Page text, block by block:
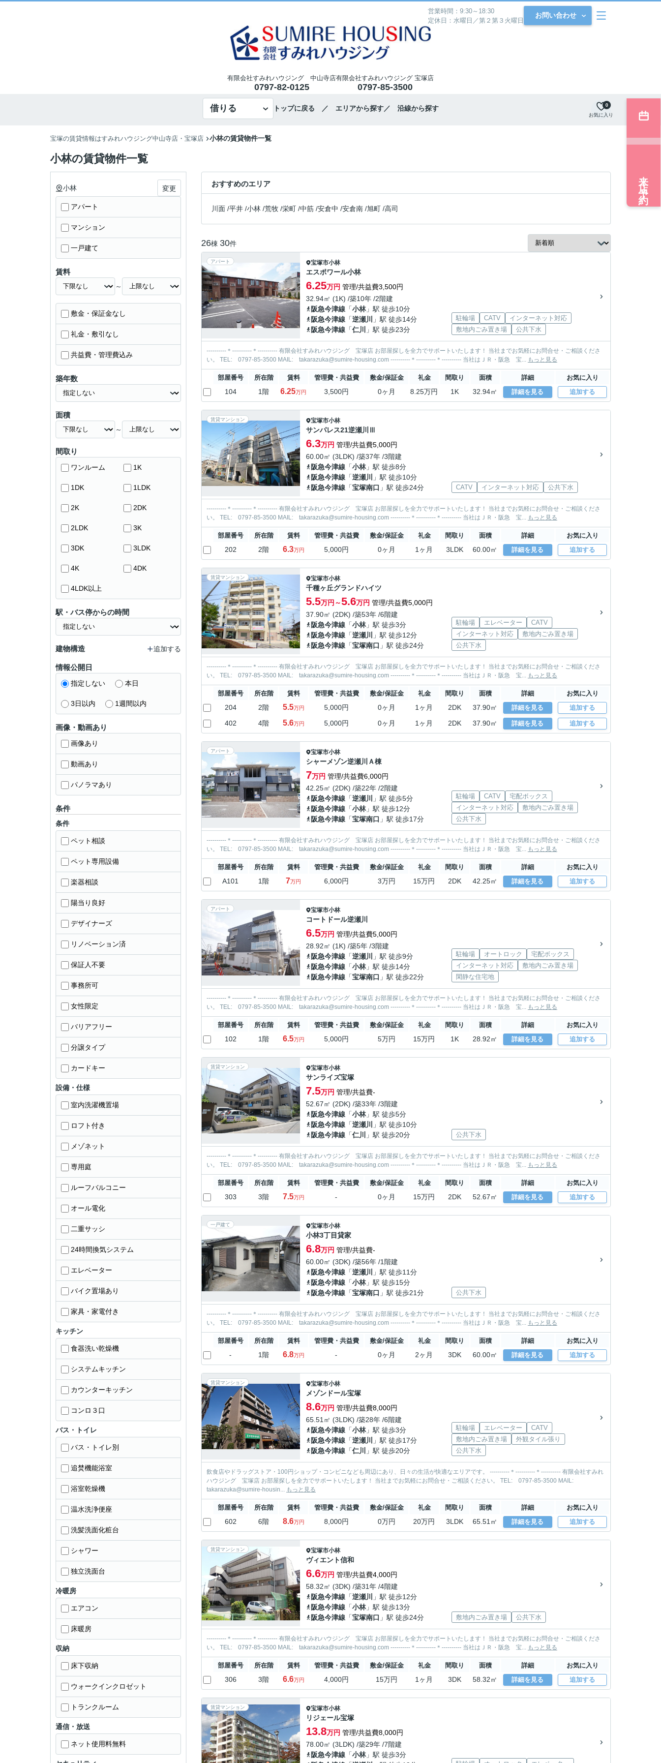
営業時間：9:30～18:30
定休日：水曜日／第２第３火曜日
お問い合わせ
有限会社すみれハウジング 中山寺店
0797-82-0125
有限会社すみれハウジング 宝塚店
0797-85-3500
借りる トップに戻る ／ エリアから探す／ 沿線から探す
お気に入り
0
宝塚の賃貸情報はすみれハウジング中山寺店・宝塚店 小林の賃貸物件一覧
小林の賃貸物件一覧
おすすめのエリア
川面 /平井 /小林 /荒牧 /栄町 /中筋 /安倉中 /安倉南 /旭町 /高司
26棟 30件
アパート 宝塚市小林
エスポワール小林
6.25万円 管理/共益費3,500円
32.94㎡ (1K) /築10年 /2階建
阪急今津線 「小林」駅 徒歩10分
阪急今津線 「逆瀬川
」駅 徒歩14分
阪急今津線 「仁川 」駅 徒歩23分
駐輪場 CATV
インターネット対応
敷地内ごみ置き場
公共下水
----------＊----------＊---------- 有限会社すみれハウジング 宝塚店 お部屋探しを全力でサポートいたします！ 当社までお気軽にお問合せ・ご相談くださ
い。 TEL: 0797-85-3500 MAIL: takarazuka@sumire-housing.com ----------＊----------＊---------- 当社はＪＲ・阪急 宝... もっと見る
部屋番号 所在階 賃料 管理費・共益費 敷金/保証金 礼金 間取り 面積 詳細 お気に入り
104 1階 6.25万円 3,500円 0ヶ月 8.25万円 1K 32.94㎡ 詳細を見る 追加する
賃貸マンション 宝塚市小林
サンパレス21逆瀬川Ⅲ
6.3万円 管理/共益費5,000円
60.00㎡ (3LDK) /築37年 /3階建
阪急今津線 「小林」駅 徒歩8分
阪急今津線 「逆瀬川
」駅 徒歩10分
阪急今津線 「宝塚南口 」駅 徒歩24分 CATV インターネット対応 公共下水
----------＊----------＊---------- 有限会社すみれハウジング 宝塚店 お部屋探しを全力でサポートいたします！ 当社までお気軽にお問合せ・ご相談くださ
い。 TEL: 0797-85-3500 MAIL: takarazuka@sumire-housing.com ----------＊----------＊---------- 当社はＪＲ・阪急 宝... もっと見る
部屋番号 所在階 賃料 管理費・共益費 敷金/保証金 礼金 間取り 面積 詳細 お気に入り
202 2階 6.3万円 5,000円 0ヶ月 1ヶ月 3LDK 60.00㎡ 詳細を見る 追加する
賃貸マンション 宝塚市小林
千種ヶ丘グランドハイツ
5.5万円～5.6万円 管理/共益費5,000円
37.90㎡ (2DK) /築53年 /6階建
阪急今津線 「小林」駅 徒歩3分
阪急今津線 「逆瀬川
」駅 徒歩12分
阪急今津線 「宝塚南口 」駅 徒歩24分
駐輪場 エレベーター
CATV
インターネット対応
敷地内ごみ置き場
公共下水
----------＊----------＊---------- 有限会社すみれハウジング 宝塚店 お部屋探しを全力でサポートいたします！ 当社までお気軽にお問合せ・ご相談くださ
い。 TEL: 0797-85-3500 MAIL: takarazuka@sumire-housing.com ----------＊----------＊---------- 当社はＪＲ・阪急 宝... もっと見る
部屋番号 所在階 賃料 管理費・共益費 敷金/保証金 礼金 間取り 面積 詳細 お気に入り
204 2階 5.5万円 5,000円 0ヶ月 1ヶ月 2DK 37.90㎡ 詳細を見る 追加する
402 4階 5.6万円 5,000円 0ヶ月 1ヶ月 2DK 37.90㎡ 詳細を見る 追加する
アパート 宝塚市小林
シャーメゾン逆瀬川Ａ棟
7万円 管理/共益費6,000円
42.25㎡ (2DK) /築22年 /2階建
阪急今津線 「逆瀬川
」駅 徒歩5分
阪急今津線 「小林」駅 徒歩12分
阪急今津線 「宝塚南口 」駅 徒歩17分
駐輪場 CATV
宅配ボックス
インターネット対応
敷地内ごみ置き場
公共下水
----------＊----------＊---------- 有限会社すみれハウジング 宝塚店 お部屋探しを全力でサポートいたします！ 当社までお気軽にお問合せ・ご相談くださ
い。 TEL: 0797-85-3500 MAIL: takarazuka@sumire-housing.com ----------＊----------＊---------- 当社はＪＲ・阪急 宝... もっと見る
部屋番号 所在階 賃料 管理費・共益費 敷金/保証金 礼金 間取り 面積 詳細 お気に入り
A101 1階 7万円 6,000円 3万円 15万円 2DK 42.25㎡ 詳細を見る 追加する
アパート 宝塚市小林
コートドール逆瀬川
6.5万円 管理/共益費5,000円
28.92㎡ (1K) /築5年 /3階建
阪急今津線 「逆瀬川
」駅 徒歩9分
阪急今津線 「小林」駅 徒歩14分
阪急今津線 「宝塚南口 」駅 徒歩22分
駐輪場 オートロック
宅配ボックス
インターネット対応
敷地内ごみ置き場
閑静な住宅地
----------＊----------＊---------- 有限会社すみれハウジング 宝塚店 お部屋探しを全力でサポートいたします！ 当社までお気軽にお問合せ・ご相談くださ
い。 TEL: 0797-85-3500 MAIL: takarazuka@sumire-housing.com ----------＊----------＊---------- 当社はＪＲ・阪急 宝... もっと見る
部屋番号 所在階 賃料 管理費・共益費 敷金/保証金 礼金 間取り 面積 詳細 お気に入り
102 1階 6.5万円 5,000円 5万円 15万円 1K 28.92㎡ 詳細を見る 追加する
賃貸マンション 宝塚市小林
サンライズ宝塚
7.5万円 管理/共益費-
52.67㎡ (2DK) /築33年 /3階建
阪急今津線 「小林」駅 徒歩5分
阪急今津線 「逆瀬川
」駅 徒歩10分
阪急今津線 「仁川 」駅 徒歩20分 公共下水
----------＊----------＊---------- 有限会社すみれハウジング 宝塚店 お部屋探しを全力でサポートいたします！ 当社までお気軽にお問合せ・ご相談くださ
い。 TEL: 0797-85-3500 MAIL: takarazuka@sumire-housing.com ----------＊----------＊---------- 当社はＪＲ・阪急 宝... もっと見る
部屋番号 所在階 賃料 管理費・共益費 敷金/保証金 礼金 間取り 面積 詳細 お気に入り
303 3階 7.5万円 - 0ヶ月 15万円 2DK 52.67㎡ 詳細を見る 追加する
一戸建て 宝塚市小林
小林3丁目貸家
6.8万円 管理/共益費-
60.00㎡ (3DK) /築56年 /1階建
阪急今津線 「逆瀬川
」駅 徒歩11分
阪急今津線 「小林」駅 徒歩15分
阪急今津線 「宝塚南口 」駅 徒歩21分 公共下水
----------＊----------＊---------- 有限会社すみれハウジング 宝塚店 お部屋探しを全力でサポートいたします！ 当社までお気軽にお問合せ・ご相談くださ
い。 TEL: 0797-85-3500 MAIL: takarazuka@sumire-housing.com ----------＊----------＊---------- 当社はＪＲ・阪急 宝... もっと見る
部屋番号 所在階 賃料 管理費・共益費 敷金/保証金 礼金 間取り 面積 詳細 お気に入り
- 1階 6.8万円 - 0ヶ月 2ヶ月 3DK 60.00㎡ 詳細を見る 追加する
賃貸マンション 宝塚市小林
メゾンドール宝塚
8.6万円 管理/共益費8,000円
65.51㎡ (3LDK) /築28年 /6階建
阪急今津線 「小林」駅 徒歩3分
阪急今津線 「逆瀬川
」駅 徒歩17分
阪急今津線 「仁川 」駅 徒歩20分
駐輪場 エレベーター
CATV
敷地内ごみ置き場
外観タイル張り
公共下水
飲食店やドラッグストア・100円ショップ・コンビニなども周辺にあり、日々の生活が快適なエリアです。 ----------＊----------＊---------- 有限会社すみれ
ハウジング 宝塚店 お部屋探しを全力でサポートいたします！ 当社までお気軽にお問合せ・ご相談ください。 TEL: 0797-85-3500 MAIL:
takarazuka@sumire-housin... もっと見る
部屋番号 所在階 賃料 管理費・共益費 敷金/保証金 礼金 間取り 面積 詳細 お気に入り
602 6階 8.6万円 8,000円 0万円 20万円 3LDK 65.51㎡ 詳細を見る 追加する
賃貸マンション 宝塚市小林
ヴィエント信和
6.6万円 管理/共益費4,000円
58.32㎡ (3DK) /築31年 /4階建
阪急今津線 「逆瀬川
」駅 徒歩12分
阪急今津線 「小林」駅 徒歩13分
阪急今津線 「宝塚南口 」駅 徒歩24分 敷地内ごみ置き場 公共下水
----------＊----------＊---------- 有限会社すみれハウジング 宝塚店 お部屋探しを全力でサポートいたします！ 当社までお気軽にお問合せ・ご相談くださ
い。 TEL: 0797-85-3500 MAIL: takarazuka@sumire-housing.com ----------＊----------＊---------- 当社はＪＲ・阪急 宝... もっと見る
部屋番号 所在階 賃料 管理費・共益費 敷金/保証金 礼金 間取り 面積 詳細 お気に入り
306 3階 6.6万円 4,000円 15万円 1ヶ月 3DK 58.32㎡ 詳細を見る 追加する
賃貸マンション 宝塚市小林
リジェール宝塚
13.8万円 管理/共益費8,000円
78.00㎡ (3LDK) /築29年 /7階建
阪急今津線 「小林」駅 徒歩3分
小林 変更
アパート
マンション
一戸建て
賃料
～
敷金・保証金なし
礼金・敷引なし
共益費・管理費込み
築年数
面積
～
間取り
ワンルーム 1K
1DK 1LDK
2K 2DK
2LDK 3K
3DK 3LDK
4K 4DK
4LDK以上
駅・バス停からの時間
建物構造 追加する
情報公開日
指定しない 本日
3日以内 1週間以内
画像・動画あり
画像あり
動画あり
パノラマあり
条件
条件
ペット相談
ペット専用設備
楽器相談
陽当り良好
デザイナーズ
リノベーション済
保証人不要
事務所可
女性限定
バリアフリー
分譲タイプ
カードキー
設備・仕様
室内洗濯機置場
ロフト付き
メゾネット
専用庭
ルーフバルコニー
オール電化
二重サッシ
24時間換気システム
エレベーター
バイク置場あり
家具・家電付き
キッチン
食器洗い乾燥機
システムキッチン
カウンターキッチン
コンロ３口
バス・トイレ
バス・トイレ別
追焚機能浴室
浴室乾燥機
温水洗浄便座
洗髪洗面化粧台
シャワー
独立洗面台
冷暖房
エアコン
床暖房
収納
床下収納
ウォークインクロゼット
トランクルーム
通信・放送
ネット使用料無料
来店予約